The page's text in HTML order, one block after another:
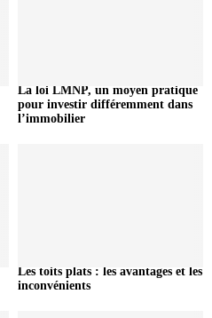
La loi LMNP, un moyen pratique
pour investir différemment dans
l’immobilier
Les toits plats : les avantages et les
inconvénients